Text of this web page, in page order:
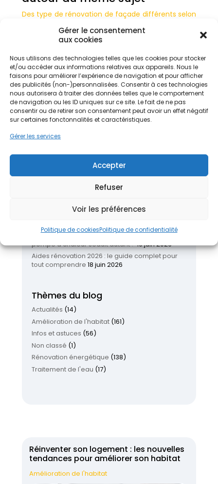
Gérer le consentement
aux cookies
Nous utilisons des technologies telles que les cookies pour stocker
et/ou accéder aux informations relatives aux appareils. Nous le
faisons pour améliorer l’expérience de navigation et pour afficher
des publicités (non-)personnalisées. Consentir à ces technologies
nous autorisera à traiter des données telles que le comportement
de navigation ou les ID uniques sur ce site. Le fait de ne pas
consentir ou de retirer son consentement peut avoir un effet négatif
sur certaines fonctonnalités et caractéristiques.
Gérer les services
Accepter
Refuser
Voir les préférences
Politique de cookiesPolitique de confidentialité
Des type de rénovation de façade différents selon
Comment bien rénover une façade en briques?
Rénover une façade en pierre
Comment procéder au ravalement d’une façade
en béton ?
Réinventer son logement : les nouvelles
tendances pour améliorer son habitat
Nettoyage toiture : quand, comment et à quel
Chauffez mieux, payez moins : Pourquoi la
pompe à chaleur séduit autant ?19 juin 2026
Aides rénovation 2026 : le guide complet pour
tout comprendre 18 juin 2026
Thèmes du blog
Actualités (14)
Amélioration de l'habitat(161)
Infos et astuces (56)
Non classé (1)
Rénovation énergétique (138)
Traitement de l'eau (17)
Réinventer son logement : les nouvelles
tendances pour améliorer son habitat
Amélioration de l'habitat